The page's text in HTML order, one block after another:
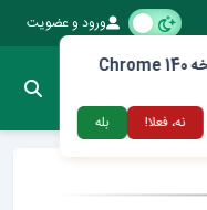
ورود و عضویت
لطفاً مرورگر خود را به آخرین نسخه Chrome 140
نه، فعلا! بله